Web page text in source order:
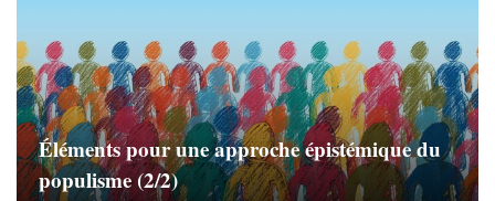
Éléments pour une approche épistémique du
populisme (2/2)